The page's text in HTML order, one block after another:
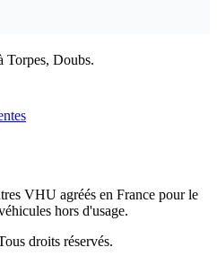
Torpes, Doubs.
VHU agréés en France pour le
hors d'usage.
droits réservés.